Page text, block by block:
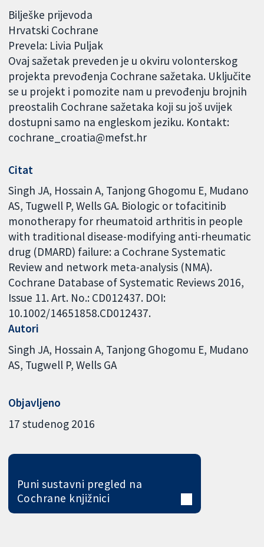
Bilješke prijevoda
Hrvatski Cochrane
Prevela: Livia Puljak
Ovaj sažetak preveden je u okviru volonterskog
projekta prevođenja Cochrane sažetaka. Uključite
se u projekt i pomozite nam u prevođenju brojnih
preostalih Cochrane sažetaka koji su još uvijek
dostupni samo na engleskom jeziku. Kontakt:
cochrane_croatia@mefst.hr
Citat
Singh JA, Hossain A, Tanjong Ghogomu E, Mudano
AS, Tugwell P, Wells GA. Biologic or tofacitinib
monotherapy for rheumatoid arthritis in people
with traditional disease-modifying anti-rheumatic
drug (DMARD) failure: a Cochrane Systematic
Review and network meta-analysis (NMA).
Cochrane Database of Systematic Reviews 2016,
Issue 11. Art. No.: CD012437. DOI:
10.1002/14651858.CD012437.
Autori
Singh JA Hossain A Tanjong Ghogomu E Mudano
AS Tugwell P Wells GA
Objavljeno
17 studenog 2016
Puni sustavni pregled na
Cochrane knjižnici